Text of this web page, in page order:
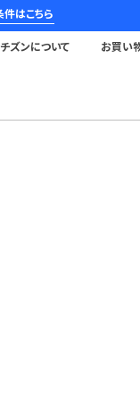
はこちら
ズンについて お買い